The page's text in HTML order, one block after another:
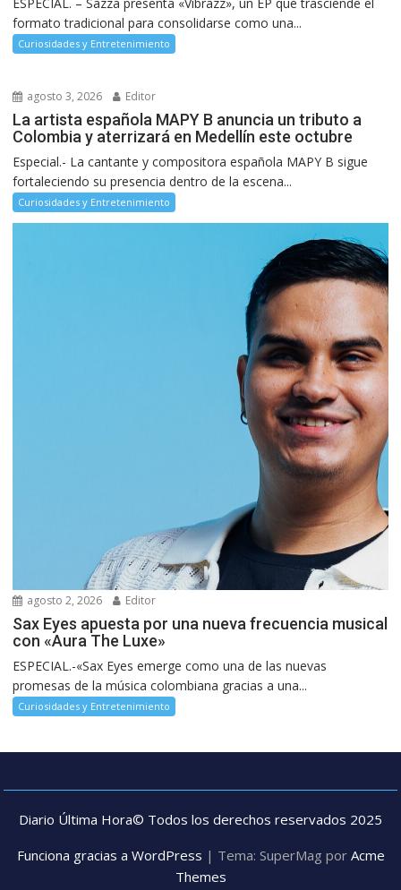
formato tradicional para consolidarse como una...
Curiosidades y Entretenimiento
agosto 3, 2026 Editor
La artista española MAPY B anuncia un tributo a
Colombia y aterrizará en Medellín este octubre
Especial.- La cantante y compositora española MAPY B sigue
fortaleciendo su presencia dentro de la escena...
Curiosidades y Entretenimiento
agosto 2, 2026 Editor
Sax Eyes apuesta por una nueva frecuencia musical
con «Aura The Luxe»
ESPECIAL.-«Sax Eyes emerge como una de las nuevas
promesas de la música colombiana gracias a una...
Curiosidades y Entretenimiento
Diario Última Hora© Todos los derechos reservados 2025
Funciona gracias a WordPress | Tema: SuperMag por Acme
Themes